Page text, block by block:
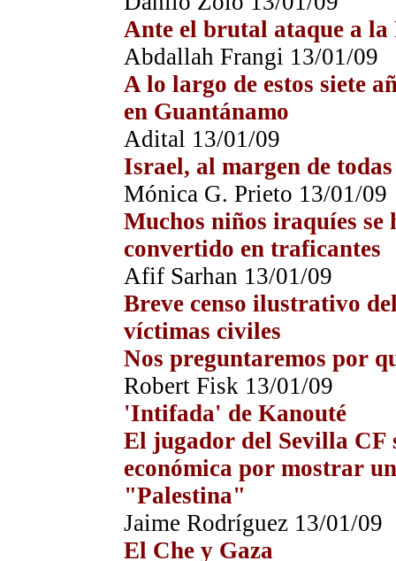
Ante el brutal ataque a la
Abdallah Frangi 13/01/09
A lo largo de estos siete
en Guantánamo
Adital 13/01/09
Israel, al margen de todas
Mónica G. Prieto 13/01/09
Muchos niños iraquíes se
convertido en traficantes
Afif Sarhan 13/01/09
Breve censo ilustrativo
víctimas civiles
Nos preguntaremos por
Robert Fisk 13/01/09
'Intifada' de Kanouté
El jugador del Sevilla CF
económica por mostrar
"Palestina"
Jaime Rodríguez 13/01/09
El Che y Gaza